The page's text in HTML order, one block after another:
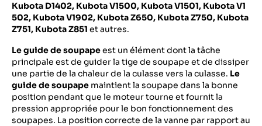
Kubota D1402, Kubota V1500, Kubota V1501, Kubota V1
502, Kubota V1902, Kubota Z650, Kubota Z750, Kubota
Z751, Kubota Z851 et autres.
Le guide de soupapeest un élément dont la tâche
principale est de guider la tige de soupape et de dissiper
une partie de la chaleur de la culasse vers la culasse. Le
guide de soupape maintient la soupape dans la bonne
position pendant que le moteur tourne et fournit la
pression appropriée pour le bon fonctionnement des
soupapes. La position correcte de la vanne par rapport au